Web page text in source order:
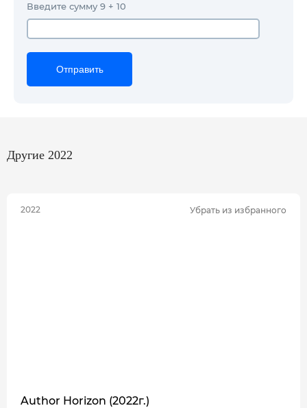
Введите сумму 9 + 10
Отправить
Отправить
Отправить
Другие 2022
2022 Убрать из избранного
Author Horizon (2022г.)